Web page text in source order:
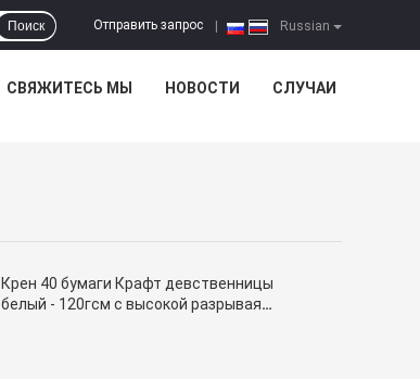
Russian
Отправить запрос
Поиск
СВЯЖИТЕСЬ МЫ НОВОСТИ СЛУЧАИ
Крен 40 бумаги Крафт девственницы
белый - 120гсм с высокой разрывая